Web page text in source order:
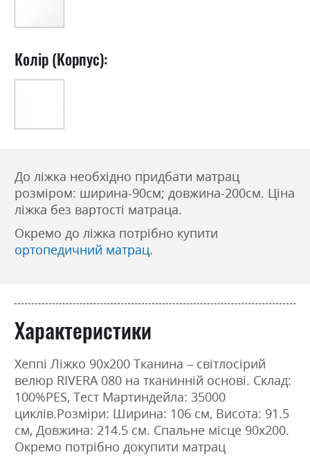
Колір (Корпус):
До ліжка необхідно придбати матрац
розміром: ширина-90см; довжина-200см. Ціна
ліжка без вартості матраца.
Окремо до ліжка потрібно купити
ортопедичний матрац.
Характеристики
Хеппі Ліжко 90х200 Тканина – світлосірий
велюр RIVERA 080 на тканинній основі. Склад:
100%PES, Тест Мартиндейла: 35000
циклів.Розміри: Ширина: 106 см, Висота: 91.5
см, Довжина: 214.5 см. Спальне місце 90х200.
Окремо потрібно докупити матрац